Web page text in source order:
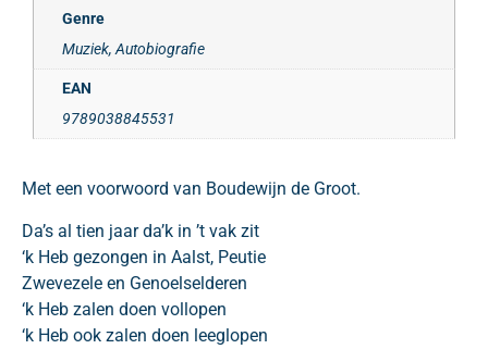
Genre
Muziek, Autobiografie
EAN
9789038845531
Met een voorwoord van Boudewijn de Groot.
Da’s al tien jaar da’k in ’t vak zit
‘k Heb gezongen in Aalst, Peutie
Zwevezele en Genoelselderen
‘k Heb zalen doen vollopen
‘k Heb ook zalen doen leeglopen